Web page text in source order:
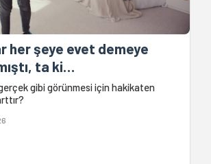
her şeye evet demeye
ta ki…
gibi görünmesi için hakikaten